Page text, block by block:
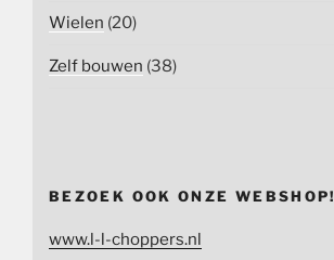
Wielen (20)
Zelf bouwen (38)
BEZOEK OOK ONZE WEBSHOP!
www.l-l-choppers.nl